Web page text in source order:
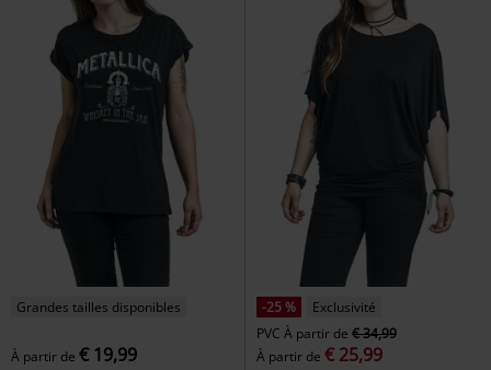
Grandes tailles disponibles
À partir de € 19,99
-25 %
Exclusivité
PVC À partir de € 34,99
À partir de € 25,99